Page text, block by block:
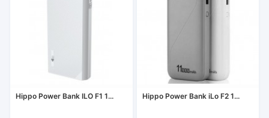
Hippo Power Bank ILO F1 1... Hippo Power Bank iLo F2 1...